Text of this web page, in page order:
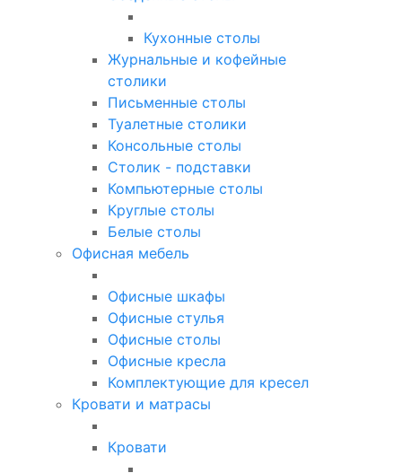
Кухонные столы
Журнальные и кофейные
столики
Письменные столы
Туалетные столики
Консольные столы
Столик - подставки
Компьютерные столы
Круглые столы
Белые столы
Офисная мебель
Офисные шкафы
Офисные стулья
Офисные столы
Офисные кресла
Комплектующие для кресел
Кровати и матрасы
Кровати